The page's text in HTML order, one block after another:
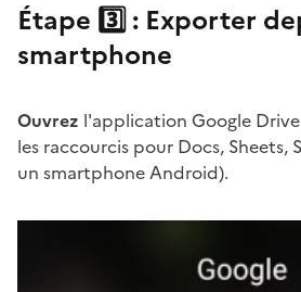
Étape 3️⃣ : Exporter
smartphone
Ouvrez l'application Google
les raccourcis pour Docs, Sheets,
un smartphone Android).